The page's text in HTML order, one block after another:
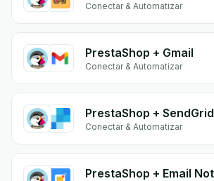
Conectar & Automatizar
PrestaShop + Gmail
Conectar & Automatizar
PrestaShop + SendGrid
Conectar & Automatizar